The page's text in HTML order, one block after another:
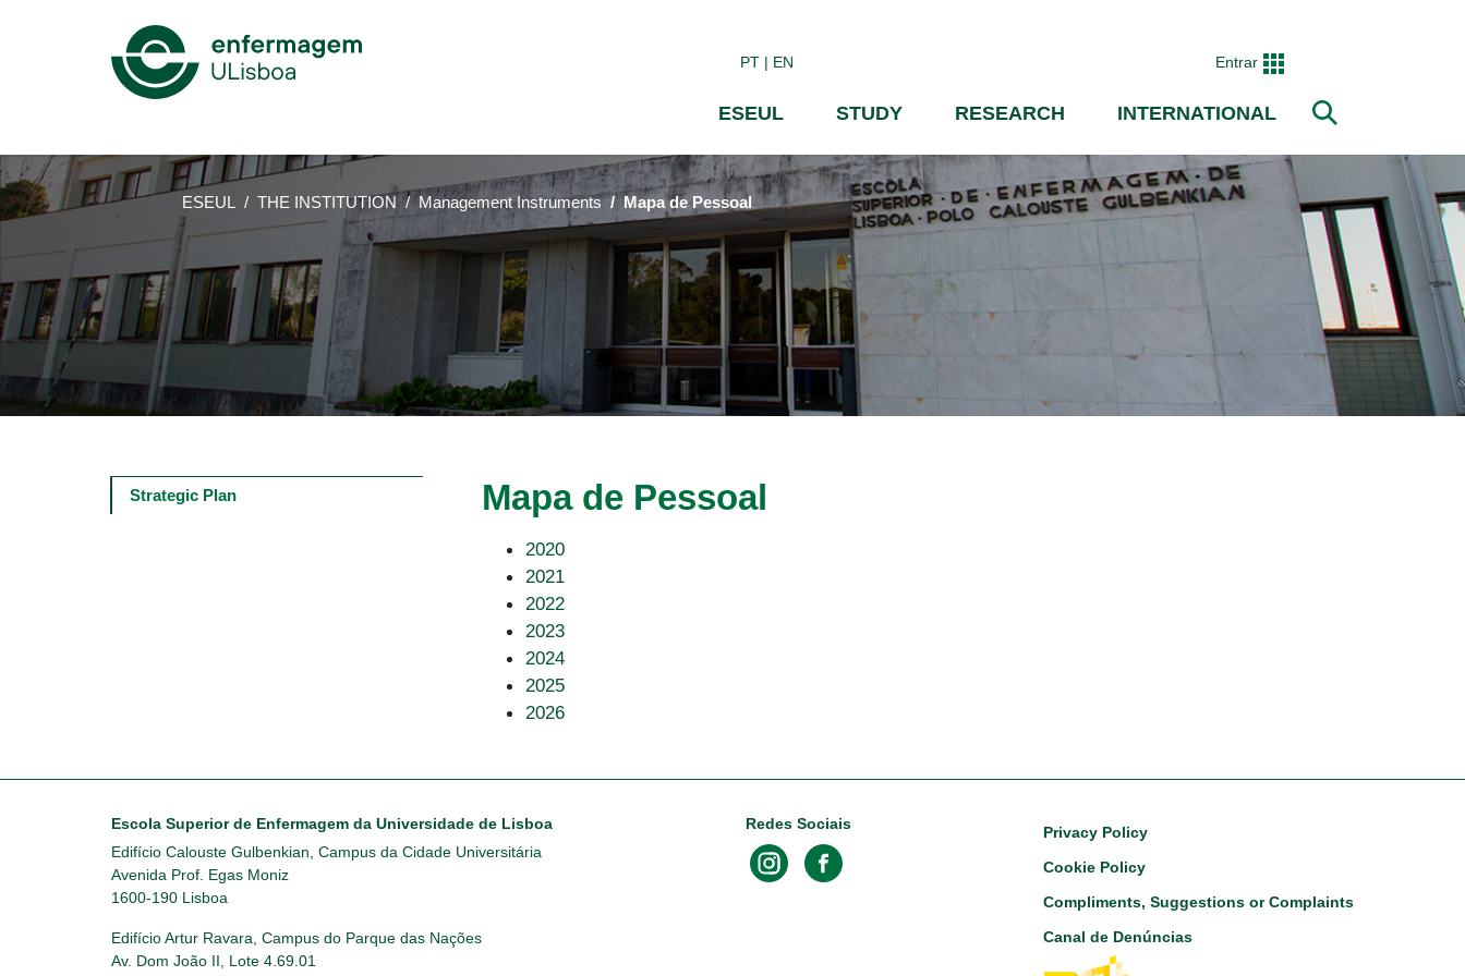
main
PT EN Entrar
Mega
Menu
ESEUL STUDY RESEARCH INTERNATIONAL
ESEUL THE INSTITUTION Management Instruments Mapa de Pessoal
Mapa de Pessoal
2020
2021
2022
2023
2024
2025
2026
Main
navigation
Strategic Plan
Escola Superior de Enfermagem da Universidade de Lisboa
Edifício Calouste Gulbenkian, Campus da Cidade Universitária
Avenida Prof. Egas Moniz
1600-190 Lisboa
Edifício Artur Ravara, Campus do Parque das Nações
Av. Dom João II, Lote 4.69.01
Redes Sociais Footer
Privacy Policy
Cookie Policy
Compliments, Suggestions or Complaints
Canal de Denúncias